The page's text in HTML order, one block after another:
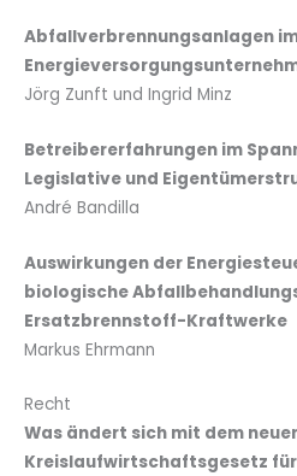
Abfallverbrennungsanlagen
Jörg Zunft und Ingrid Minz
Betreibererfahrungen im
Legislative und
André Bandilla
Auswirkungen der
biologische
Ersatzbrennstoff-Kraftwerke
Markus Ehrmann
Recht
Was ändert sich mit dem
Kreislaufwirtschaftsgesetz